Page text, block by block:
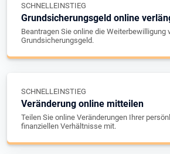
SCHNELLEINSTIEG
Grundsicherungsgeld online
Beantragen Sie online die Weiterbewilligung
Grundsicherungsgeld.
SCHNELLEINSTIEG
Veränderung online mitteilen
Teilen Sie online Veränderungen Ihrer
finanziellen Verhältnisse mit.